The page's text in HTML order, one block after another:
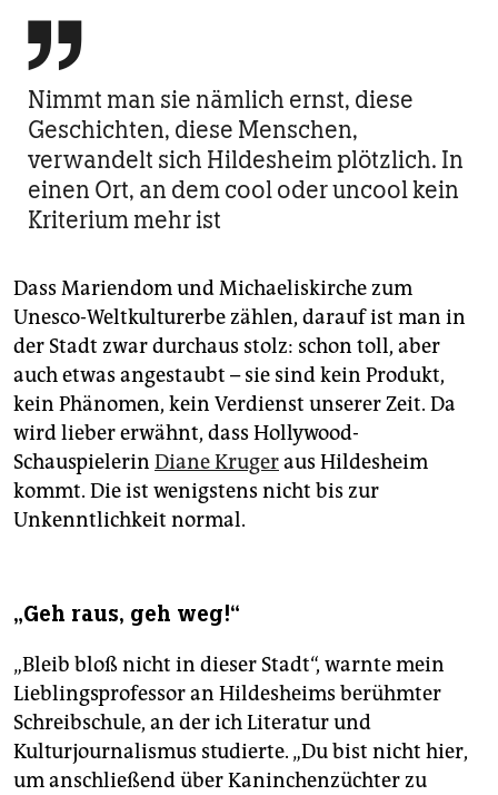

Nimmt man sie nämlich ernst, diese
Geschichten, diese Menschen,
verwandelt sich Hildesheim plötzlich. In
einen Ort, an dem cool oder uncool kein
Kriterium mehr ist
Dass Mariendom und Michaeliskirche zum
Unesco-Weltkulturerbe zählen, darauf ist man in
der Stadt zwar durchaus stolz: schon toll, aber
auch etwas angestaubt – sie sind kein Produkt,
kein Phänomen, kein Verdienst unserer Zeit. Da
wird lieber erwähnt, dass Hollywood-
Schauspielerin Diane Krugeraus Hildesheim
kommt. Die ist wenigstens nicht bis zur
Unkenntlichkeit normal.
„Geh raus, geh weg!“
„Bleib bloß nicht in dieser Stadt“, warnte mein
Lieblingsprofessor an Hildesheims berühmter
Schreibschule, an der ich Literatur und
Kulturjournalismus studierte. „Du bist nicht hier,
um anschließend über Kaninchenzüchter zu